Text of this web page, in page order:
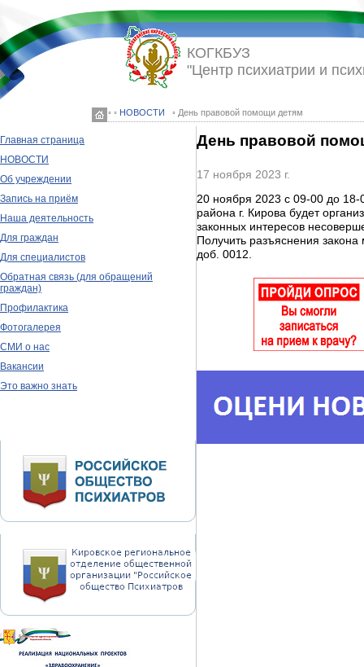
◦ ◦ НОВОСТИ ◦ День правовой помощи детям
КОГКБУЗ
"Центр психиатрии и
Главная страница
НОВОСТИ
Об учреждении
Запись на приём
Наша деятельность
Для граждан
Для специалистов
Обратная связь (для обращений
граждан)
Профилактика
Фотогалерея
СМИ о нас
Вакансии
Это важно знать
День правовой
17 ноября 2023 г.
20 ноября 2023 с 09-00 до 18-
района г. Кирова будет
законных интересов
Получить разъяснения
доб. 0012.